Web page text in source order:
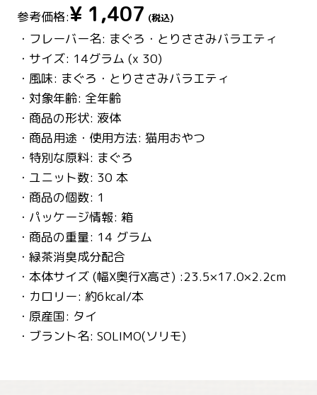
参考価格:¥ 1,407 (税込)
・フレーバー名: まぐろ・とりささみバラエティ
・サイズ: 14グラム (x 30)
・風味: まぐろ・とりささみバラエティ
・対象年齢: 全年齢
・商品の形状: 液体
・商品用途・使用方法: 猫用おやつ
・特別な原料: まぐろ
・ユニット数: 30 本
・商品の個数: 1
・パッケージ情報: 箱
・商品の重量: 14 グラム
・緑茶消臭成分配合
・本体サイズ (幅X奥行X高さ) :23.5×17.0×2.2cm
・カロリー: 約6kcal/本
・原産国: タイ
・ブラント名: SOLIMO(ソリモ)